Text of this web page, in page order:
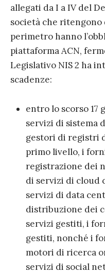
allegati da I a IV del
società che
perimetro hanno
piattaforma ACN,
Legislativo NIS 2 ha
scadenze:
entro lo scorso 17
servizi di sistema
gestori di registri
primo livello, i
registrazione dei
di servizi di cloud
servizi di data
distribuzione dei
servizi gestiti, i
gestiti, nonché i
motori di ricerca
servizi di social